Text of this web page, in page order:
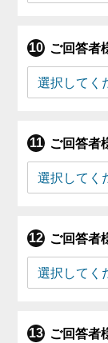
ご回答者
ご回答者
ご回答者
ご回答者